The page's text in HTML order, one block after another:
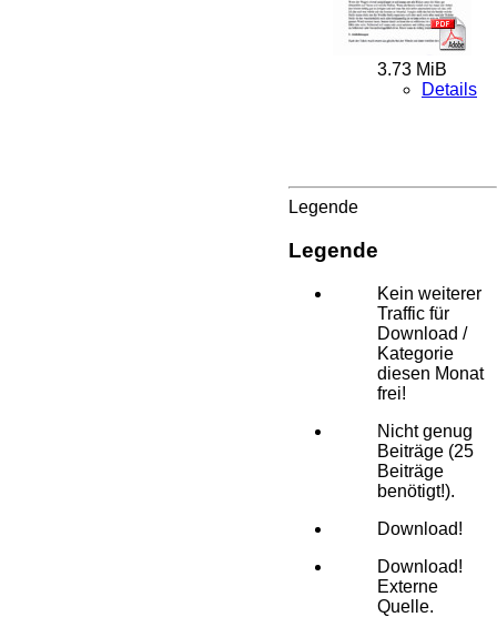
3.73 MiB
Details
Legende
Legende
Kein weiterer
Traffic für
Download /
Kategorie
diesen Monat
frei!
Nicht genug
Beiträge (25
Beiträge
benötigt!).
Download!
Download!
Externe
Quelle.